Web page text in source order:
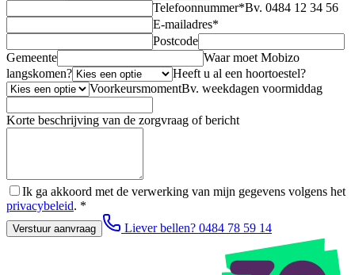
Telefoonnummer*Bv. 0484 12 34 56
E-mailadres*
Postcode
Gemeente
Waar moet Mobizo
langskomen?
Heeft u al een hoortoestel?
VoorkeursmomentBv. weekdagen voormiddag
Korte beschrijving van de zorgvraag of bericht
Ik ga akkoord met de verwerking van mijn gegevens volgens het
privacybeleid. *
Verstuur aanvraag Liever bellen? 0484 78 59 14